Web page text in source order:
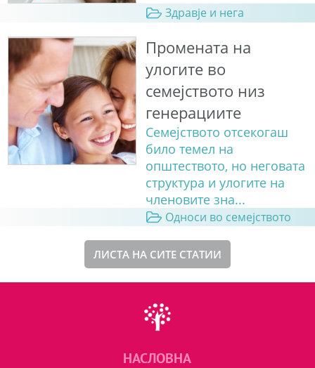
Здравје и нега
Промената на
улогите во
семејството низ
генерациите
Семејството отсекогаш
било темел на
општеството, но неговата
структура и улогите на
членовите зна...
Односи во семејството
ЛИСТА НА СИТЕ СТАТИИ
НАСЛОВНА